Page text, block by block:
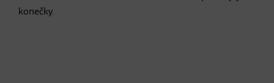
konečky.